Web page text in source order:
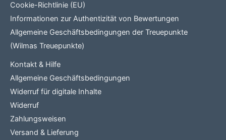
Cookie-Richtlinie (EU)
Informationen zur Authentizität von Bewertungen
Allgemeine Geschäftsbedingungen der Treuepunkte
(Wilmas Treuepunkte)
Kontakt & Hilfe
Allgemeine Geschäftsbedingungen
Widerruf für digitale Inhalte
Widerruf
Zahlungsweisen
Versand & Lieferung